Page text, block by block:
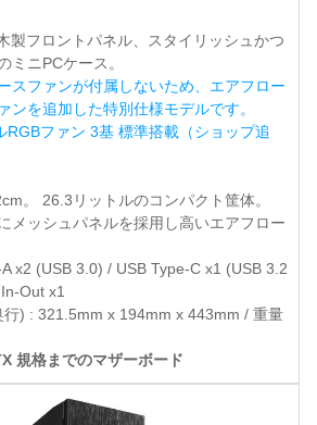
製フロントパネル、スタイリッシュかつ
ミニPCケース。
スファンが付属しないため、エアフロー
ンを追加した特別仕様モデルです。
RGBファン 3基 標準搭載（ショップ追
。 26.3リットルのコンパクト筐体。
メッシュパネルを採用し高いエアフロー
x2 (USB 3.0) / USB Type-C x1 (USB 3.2
Out x1
) : 321.5mm x 194mm x 443mm / 重量
規格までのマザーボード